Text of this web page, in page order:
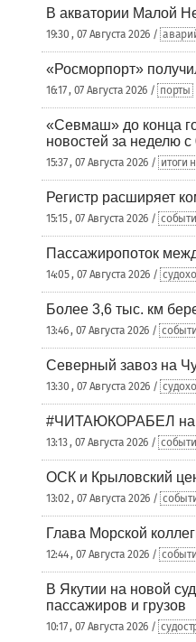
В акватории Малой
19:30 , 07 Августа 2026 /
«Росморпорт»
16:17 , 07 Августа 2026 / порты
«Севмаш» до конца
новостей за неделю
15:37 , 07 Августа 2026 / итоги
Регистр расширяет
15:15 , 07 Августа 2026 /
Пассажиропоток
14:05 , 07 Августа 2026 /
Более 3,6 тыс. км
13:46 , 07 Августа 2026 /
Северный завоз на
13:30 , 07 Августа 2026 /
#ЧИТАЮКОРАБЕЛ на
13:13 , 07 Августа 2026 /
ОСК и Крыловский
13:02 , 07 Августа 2026 /
Глава Морской
12:44 , 07 Августа 2026 /
В Якутии на новой
пассажиров и грузов
10:17 , 07 Августа 2026 /